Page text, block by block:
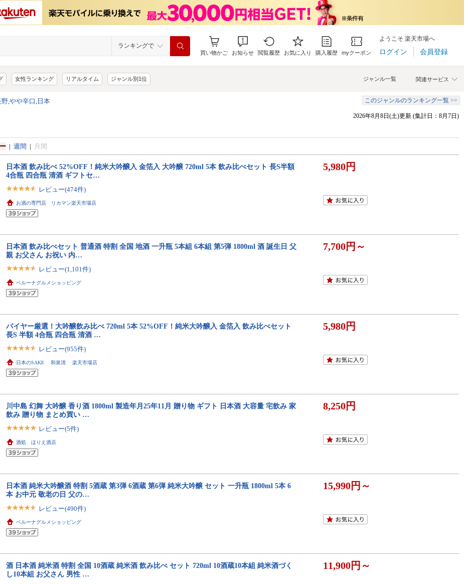
ランキングで
買い物かご お知らせ 閲覧履歴 お気に入り 購入履歴 myクーポン
ようこそ 楽天市場へ
ログイン 会員登録
関連サービス
ジャンル一覧
女性ランキング リアルタイム ジャンル別1位
野,やや辛口,日本 このジャンルのランキング一覧 >>
2026年8月8日(土)更新 (集計日：8月7日)
| 週間 | 月間
日本酒 飲み比べ 52%OFF！純米大吟醸入 金箔入 大吟醸 720ml 5本 飲み比べセット 長S半額
4合瓶 四合瓶 清酒 ギフトセ…
レビュー(474件)
お酒の専門店 リカマン楽天市場店
5,980円
日本酒 飲み比べセット 普通酒 特割 全国 地酒 一升瓶 5本組 6本組 第5弾 1800ml 酒 誕生日 父
親 お父さん お祝い 内…
レビュー(1,101件)
ベルーナグルメショッピング
7,700円～
バイヤー厳選！大吟醸飲み比べ 720ml 5本 52%OFF！純米大吟醸入 金箔入 飲み比べセット
長S 半額 4合瓶 四合瓶 清酒 …
レビュー(955件)
日本のSAKE 和泉清 楽天市場店
5,980円
川中島 幻舞 大吟醸 香り酒 1800ml 製造年月25年11月 贈り物 ギフト 日本酒 大容量 宅飲み 家
飲み 贈り物 まとめ買い …
レビュー(5件)
酒処 ほりえ酒店
8,250円
日本酒 純米大吟醸酒 特割 5酒蔵 第3弾 6酒蔵 第6弾 純米大吟醸 セット 一升瓶 1800ml 5本 6
本 お中元 敬老の日 父の…
レビュー(490件)
ベルーナグルメショッピング
15,990円～
酒 日本酒 純米酒 特割 全国 10酒蔵 純米酒 飲み比べ セット 720ml 10酒蔵10本組 純米酒づく
し10本組 お父さん 男性 …
11,900円～